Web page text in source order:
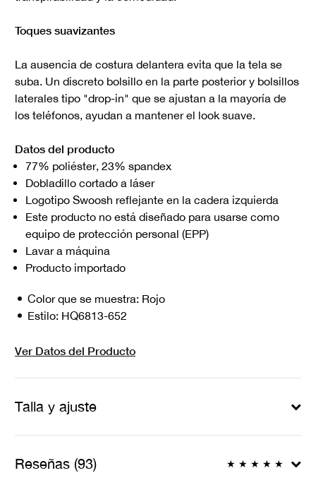
Toques suavizantes
La ausencia de costura delantera evita que la tela se
suba. Un discreto bolsillo en la parte posterior y bolsillos
laterales tipo "drop-in" que se ajustan a la mayoría de
los teléfonos, ayudan a mantener el look suave.
Datos del producto
77% poliéster, 23% spandex
Dobladillo cortado a láser
Logotipo Swoosh reflejante en la cadera izquierda
Este producto no está diseñado para usarse como
equipo de protección personal (EPP)
Lavar a máquina
Producto importado
Color que se muestra: Rojo
Estilo: HQ6813-652
Ver Datos del Producto
Talla y ajuste
Reseñas (93) ★ ★ ★ ★ ★